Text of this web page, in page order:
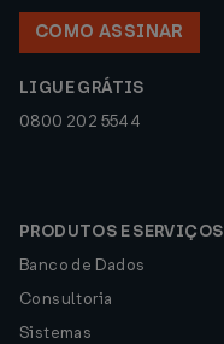
COMO ASSINAR
LIGUE GRÁTIS
0800 202 5544
PRODUTOS E SERVIÇOS
Banco de Dados
Consultoria
Sistemas